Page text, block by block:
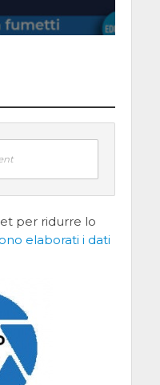
per ridurre lo
elaborati i dati